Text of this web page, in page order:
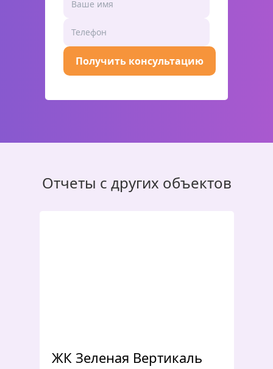
Получить консультацию
Отчеты с других объектов
ЖК Зеленая Вертикаль